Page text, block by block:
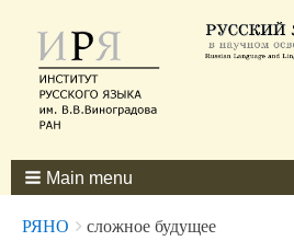
Main menu
Breadcrumbs
You
РЯНО сложное будущее